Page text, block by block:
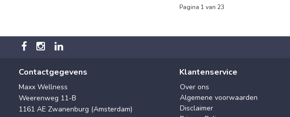
Pagina 1 van 23
Contactgegevens
Maxx Wellness
Weerenweg 11-B
1161 AE Zwanenburg (Amsterdam)
Klantenservice
Over ons
Algemene voorwaarden
Disclaimer